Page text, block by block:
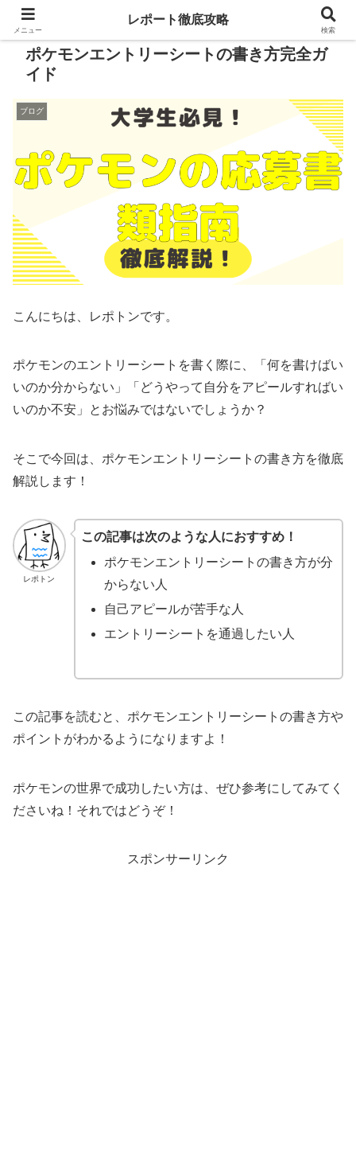
ポケモンエントリーシートの書き方完全ガ
イド
ブログ
こんにちは、レポトンです。
ポケモンのエントリーシートを書く際に、「何を書けばい
いのか分からない」「どうやって自分をアピールすればい
いのか不安」とお悩みではないでしょうか？
そこで今回は、ポケモンエントリーシートの書き方を徹底
解説します！
レポトン
この記事は次のような人におすすめ！
ポケモンエントリーシートの書き方が分
からない人
自己アピールが苦手な人
エントリーシートを通過したい人
この記事を読むと、ポケモンエントリーシートの書き方や
ポイントがわかるようになりますよ！
ポケモンの世界で成功したい方は、ぜひ参考にしてみてく
ださいね！それではどうぞ！
スポンサーリンク
メニュー
レポート徹底攻略
検索